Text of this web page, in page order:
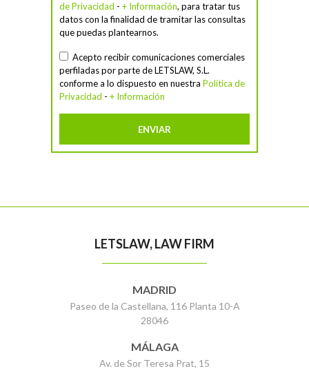
de Privacidad - + Información, para tratar tus
datos con la finalidad de tramitar las consultas
que puedas plantearnos.
Acepto recibir comunicaciones comerciales
perfiladas por parte de LETSLAW, S.L.
conforme a lo dispuesto en nuestra Política de
Privacidad - + Información
LETSLAW, LAW FIRM
MADRID
Paseo de la Castellana, 116 Planta 10-A
28046
MÁLAGA
Av. de Sor Teresa Prat, 15